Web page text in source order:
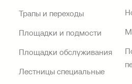
Трапы и переходы
Площадки и подмости
Площадки обслуживания
Лестницы специальные